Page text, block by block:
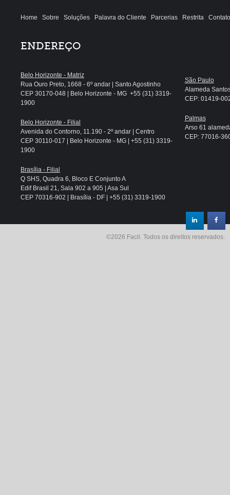
Home Sobre Soluções Palavra do Cliente Parcerias Restrita Contato
ENDEREÇO
Belo Horizonte - Matriz
Rua Ouro Preto, 1668 - 6º andar | Santo Agostinho
CEP 30170-048 | Belo Horizonte - MG +55 (31) 3319-
1900
Belo Horizonte - Filial
Avenida do Contorno, 11.190 - 2º andar | Centro
CEP 30110-017 | Belo Horizonte - MG | +55 (31) 3319-
1900
Brasília - Filial
Q SHS, Quadra 6, Bloco E Conjunto A
Edif Brasil 21, Sala 902 a 905 | Asa Sul
CEP 70316-902 | Brasília - DF | +55 (31) 3319-1900
São Paulo
Alameda
CEP: 01419-
Palmas
Arso 61
CEP: 77016-
.
©2026 Facil. Todos os direitos reservados.